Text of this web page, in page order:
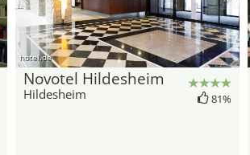
hotel.de
Novotel Hildesheim
Hildesheim 81%